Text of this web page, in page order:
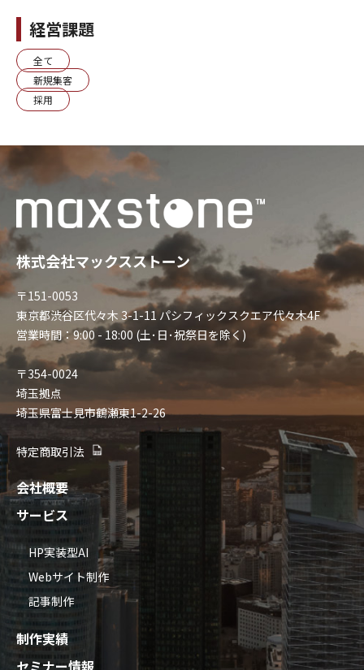
経営課題
全て
新規集客
採用
株式会社マックスストーン
〒151-0053
東京都渋谷区代々木 3-1-11 パシフィックスクエア代々木4F
営業時間：9:00 - 18:00 (土･日･祝祭日を除く)
〒354-0024
埼玉拠点
埼玉県富士見市鶴瀬東1-2-26
特定商取引法
会社概要
サービス
HP実装型AI
Webサイト制作
記事制作
制作実績
セミナー情報